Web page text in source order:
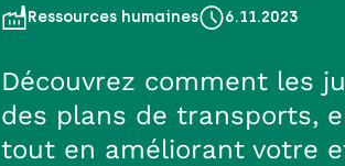
Ressources humaines 6.11.2023
Découvrez comment les
des plans de transports,
tout en améliorant votre